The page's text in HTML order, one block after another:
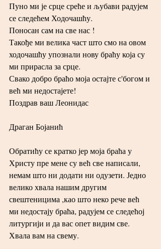
Пуно ми је срце среће и љубави радујем
се следећем Ходочашћу.
Поносан сам на све нас !
Такође ми велика част што смо на овом
ходочашћу упознали нову браћу која су
ми прирасла за срце.
Свако добро браћо моја остајте с'богом и
већ ми недостајете!
Поздрав ваш Леонидас
Драган Бојанић
Обратићу се кратко јер моја браћа у
Христу пре мене су већ све написали,
немам што ни додати ни одузети. Једно
велико хвала нашим другим
свештеницима ,као што неко рече већ
ми недостају браћа, радујем се следећој
литургији и да вас опет видим све.
Хвала вам на свему.